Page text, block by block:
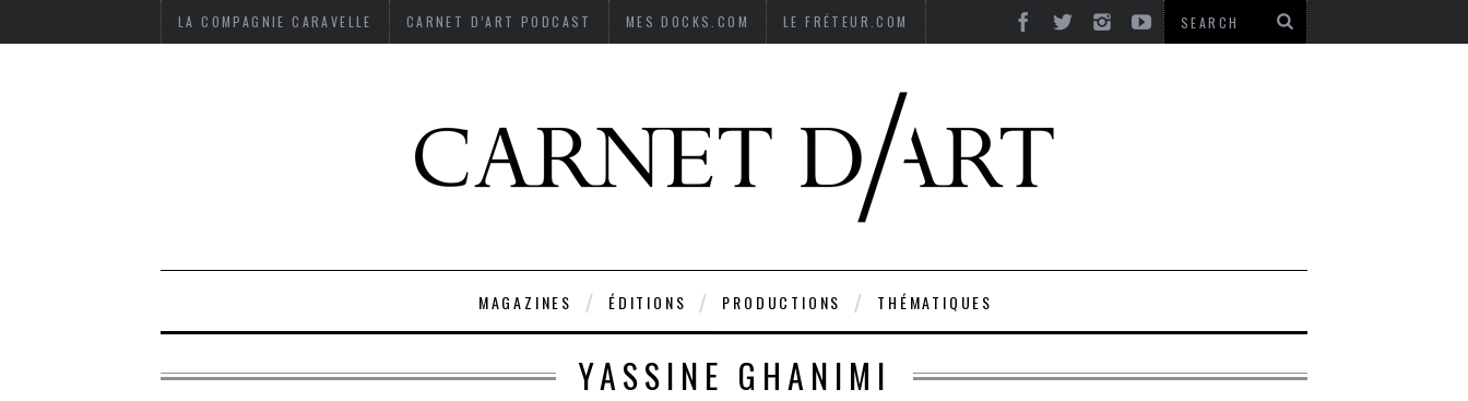
LA COMPAGNIE CARAVELLE CARNET D’ART PODCAST MES DOCKS.COM LE FRÉTEUR.COM
MAGAZINES ÉDITIONS PRODUCTIONS THÉMATIQUES
YASSINE GHANIMI